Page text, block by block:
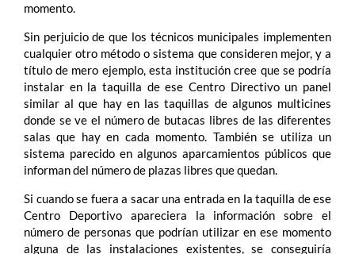
momento.
Sin perjuicio de que los técnicos municipales implementen
cualquier otro método o sistema que consideren mejor, y a
título de mero ejemplo, esta institución cree que se podría
instalar en la taquilla de ese Centro Directivo un panel
similar al que hay en las taquillas de algunos multicines
donde se ve el número de butacas libres de las diferentes
salas que hay en cada momento. También se utiliza un
sistema parecido en algunos aparcamientos públicos que
informan del número de plazas libres que quedan.
Si cuando se fuera a sacar una entrada en la taquilla de ese
Centro Deportivo apareciera la información sobre el
número de personas que podrían utilizar en ese momento
alguna de las instalaciones existentes, se conseguiría